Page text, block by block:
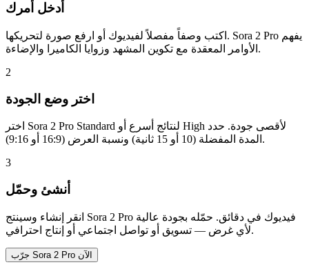
أدخل أمرك
اكتب وصفاً مفصلاً لفيديوك أو ارفع صورة لتحريكها. Sora 2 Pro يفهم
الأوامر المعقدة مع تكوين المشهد وزوايا الكاميرا والإضاءة.
2
اختر وضع الجودة
اختر Sora 2 Pro Standard لنتائج أسرع أو High لأقصى جودة. حدد
المدة المفضلة (10 أو 15 ثانية) ونسبة العرض (16:9 أو 9:16).
3
أنشئ وحمّل
انقر إنشاء وسينتج Sora 2 Pro فيديوك في دقائق. حمّله بجودة عالية
لأي غرض — تسويق أو تواصل اجتماعي أو إنتاج احترافي.
جرّب Sora 2 Pro الآن